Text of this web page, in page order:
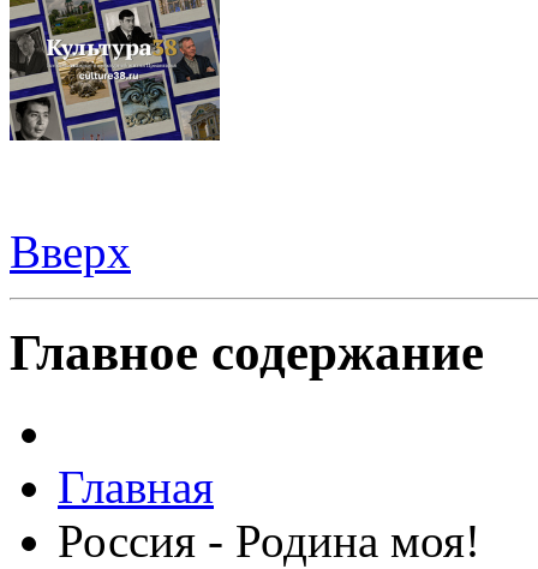
Вверх
Главное содержание
Главная
Россия - Родина моя!